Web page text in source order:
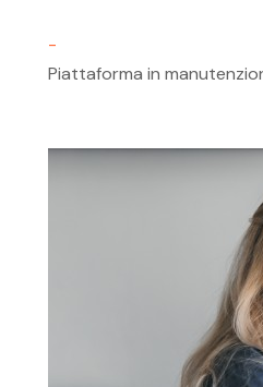
-
Piattaforma in